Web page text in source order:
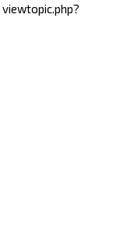
viewtopic.php?